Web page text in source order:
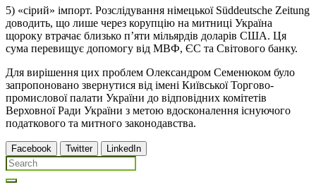
5) «сірий» імпорт. Розслідування німецької Süddeutsche Zeitung
доводить, що лише через корупцію на митниці Україна
щороку втрачає близько п’яти мільярдів доларів США. Ця
сума перевищує допомогу від МВФ, ЄС та Світового банку.
Для вирішення цих проблем Олександром Семенюком було
запропоновано звернутися від імені Київської Торгово-
промислової палати України до відповідних комітетів
Верховної Ради України з метою вдосконалення існуючого
податкового та митного законодавства.
Facebook Twitter LinkedIn